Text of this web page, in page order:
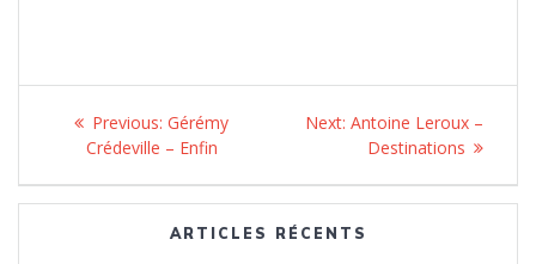
Navigation
l’article
Previous: Previous
post:
Gérémy
Crédeville – Enfin
Next: Next
post:
Antoine Leroux –
Destinations
ARTICLES RÉCENTS